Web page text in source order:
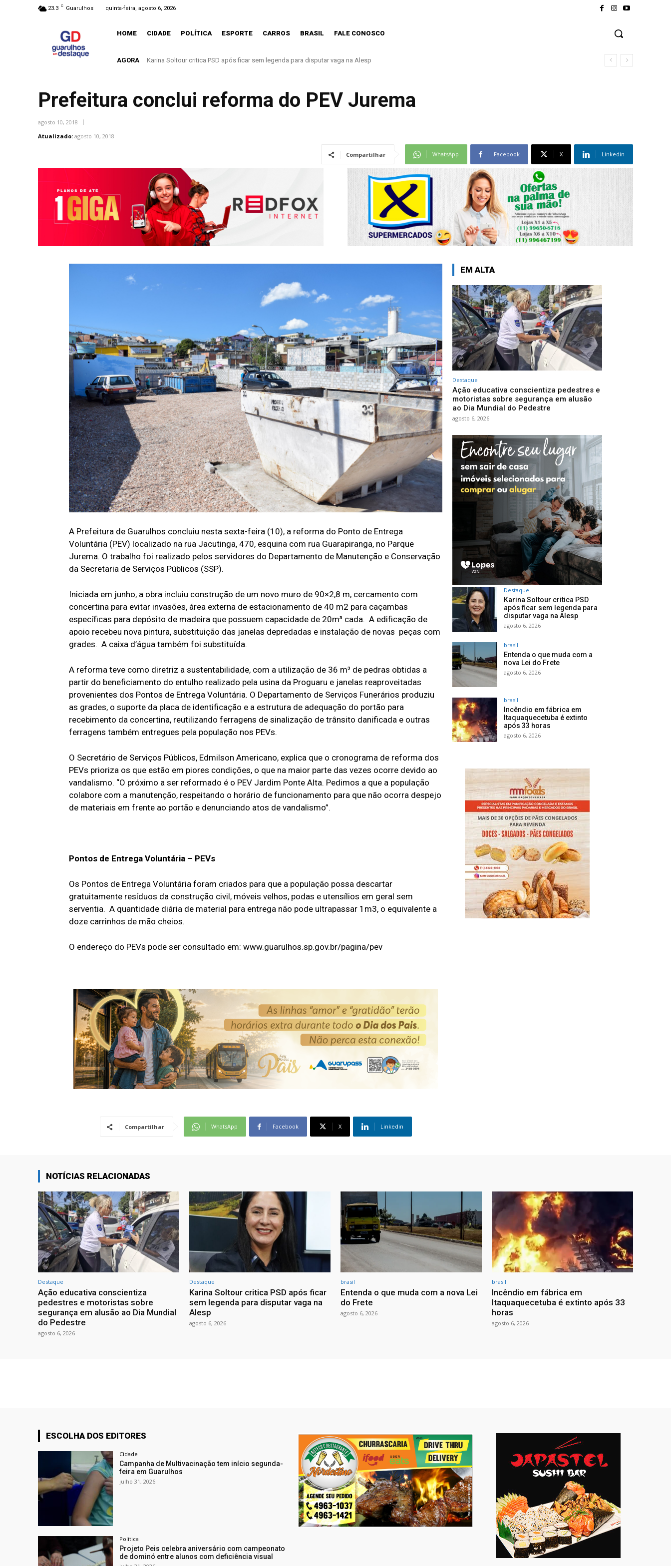
23.3 C Guarulhos quinta-feira, agosto 6, 2026
HOME CIDADE POLÍTICA ESPORTE CARROS BRASIL FALE CONOSCO
AGORA Karina Soltour critica PSD após ficar sem legenda para disputar vaga na Alesp
Entenda o que muda com a nova Lei do Frete
Prefeitura conclui reforma do PEV Jurema
agosto 10, 2018
Atualizado: agosto 10, 2018
Compartilhar WhatsApp Facebook X Linkedin
A Prefeitura de Guarulhos concluiu nesta sexta-feira (10), a reforma do Ponto de Entrega
Voluntária (PEV) localizado na rua Jacutinga, 470, esquina com rua Guarapiranga, no Parque
Jurema. O trabalho foi realizado pelos servidores do Departamento de Manutenção e Conservação
da Secretaria de Serviços Públicos (SSP).
Iniciada em junho, a obra incluiu construção de um novo muro de 90×2,8 m, cercamento com
concertina para evitar invasões, área externa de estacionamento de 40 m2 para caçambas
específicas para depósito de madeira que possuem capacidade de 20m³ cada. A edificação de
apoio recebeu nova pintura, substituição das janelas depredadas e instalação de novas peças com
grades. A caixa d’água também foi substituída.
A reforma teve como diretriz a sustentabilidade, com a utilização de 36 m³ de pedras obtidas a
partir do beneficiamento do entulho realizado pela usina da Proguaru e janelas reaproveitadas
provenientes dos Pontos de Entrega Voluntária. O Departamento de Serviços Funerários produziu
as grades, o suporte da placa de identificação e a estrutura de adequação do portão para
recebimento da concertina, reutilizando ferragens de sinalização de trânsito danificada e outras
ferragens também entregues pela população nos PEVs.
O Secretário de Serviços Públicos, Edmilson Americano, explica que o cronograma de reforma dos
PEVs prioriza os que estão em piores condições, o que na maior parte das vezes ocorre devido ao
vandalismo. “O próximo a ser reformado é o PEV Jardim Ponte Alta. Pedimos a que a população
colabore com a manutenção, respeitando o horário de funcionamento para que não ocorra despejo
de materiais em frente ao portão e denunciando atos de vandalismo”.
Pontos de Entrega Voluntária – PEVs
Os Pontos de Entrega Voluntária foram criados para que a população possa descartar
gratuitamente resíduos da construção civil, móveis velhos, podas e utensílios em geral sem
serventia. A quantidade diária de material para entrega não pode ultrapassar 1m3, o equivalente a
doze carrinhos de mão cheios.
O endereço do PEVs pode ser consultado em: www.guarulhos.sp.gov.br/pagina/pev
Compartilhar WhatsApp Facebook X Linkedin
EM ALTA
Destaque
Ação educativa conscientiza pedestres e
motoristas sobre segurança em alusão
ao Dia Mundial do Pedestre
agosto 6, 2026
Destaque
Karina Soltour critica PSD
após ficar sem legenda para
disputar vaga na Alesp
agosto 6, 2026
brasil
Entenda o que muda com a
nova Lei do Frete
agosto 6, 2026
brasil
Incêndio em fábrica em
Itaquaquecetuba é extinto
após 33 horas
agosto 6, 2026
NOTÍCIAS RELACIONADAS
Destaque
Ação educativa conscientiza
pedestres e motoristas sobre
segurança em alusão ao Dia Mundial
do Pedestre
agosto 6, 2026
Destaque
Karina Soltour critica PSD após ficar
sem legenda para disputar vaga na
Alesp
agosto 6, 2026
brasil
Entenda o que muda com a nova Lei
do Frete
agosto 6, 2026
brasil
Incêndio em fábrica em
Itaquaquecetuba é extinto após 33
horas
agosto 6, 2026
ESCOLHA DOS EDITORES
Cidade
Campanha de Multivacinação tem início segunda-
feira em Guarulhos
julho 31, 2026
Política
Projeto Peis celebra aniversário com campeonato
de dominó entre alunos com deficiência visual